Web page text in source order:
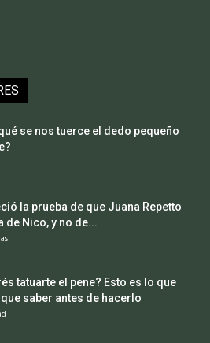
se nos tuerce el dedo pequeño
la prueba de que Juana Repetto
de Nico, y no de...
tatuarte el pene? Esto es lo que
saber antes de hacerlo